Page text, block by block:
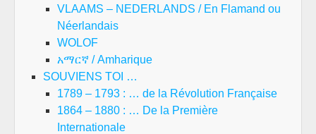
VLAAMS – NEDERLANDS / En Flamand ou
Néerlandais
WOLOF
አማርኛ / Amharique
SOUVIENS TOI …
1789 – 1793 : … de la Révolution Française
1864 – 1880 : … De la Première
Internationale